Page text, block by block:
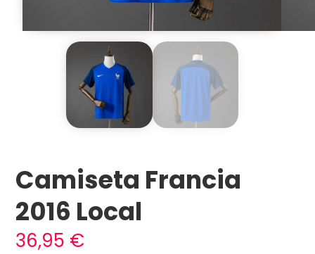
Camiseta Francia
2016 Local
36,95 €